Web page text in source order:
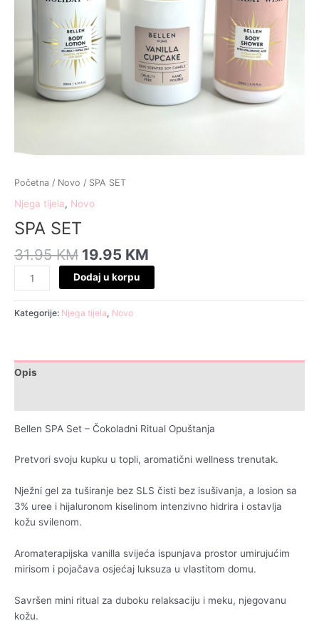
Početna / Novo / SPA SET
Njega tijela, Novo
SPA SET
31.95KM 19.95 KM
Dodaj u korpu
Kategorije: Njega tijela, Novo
Opis
Bellen SPA Set – Čokoladni Ritual Opuštanja
Pretvori svoju kupku u topli, aromatični wellness trenutak.
Nježni gel za tuširanje bez SLS čisti bez isušivanja, a losion sa
3% uree i hijaluronom kiselinom intenzivno hidrira i ostavlja
kožu svilenom.
Aromaterapijska vanilla svijeća ispunjava prostor umirujućim
mirisom i pojačava osjećaj luksuza u vlastitom domu.
Savršen mini ritual za duboku relaksaciju i meku, njegovanu
kožu.